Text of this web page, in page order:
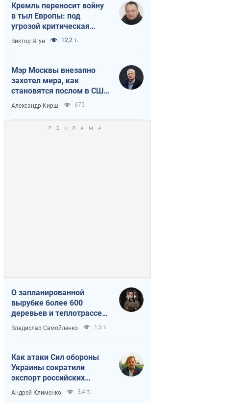
Кремль переносит войну
в тыл Европы: под
угрозой критическая
логистика
Виктор Ягун 12,2 т.
Мэр Москвы внезапно
захотел мира, как
становятся послом в США
и новые украинские топ-
рейтинги
Александр Кирш 675
О запланированной
вырубке более 600
деревьев и теплотрассе:
что происходит на
Теремках в Киеве
Владислав Самойленко 1,5 т.
Как атаки Сил обороны
Украины сократили
экспорт российских
нефтепродуктов
Андрей Клименко 3,4 т.